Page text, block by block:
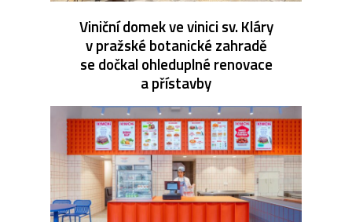
Viniční domek ve vinici sv. Kláry
v pražské botanické zahradě
se dočkal ohleduplné renovace
a přístavby